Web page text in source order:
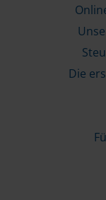
Die